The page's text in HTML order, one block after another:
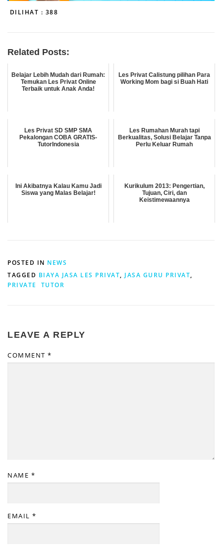
DILIHAT : 388
Related Posts:
Belajar Lebih Mudah dari Rumah:
Temukan Les Privat Online
Terbaik untuk Anak Anda!
Les Privat Calistung pilihan Para
Working Mom bagi si Buah Hati
Les Privat SD SMP SMA
Pekalongan COBA GRATIS-
TutorIndonesia
Les Rumahan Murah tapi
Berkualitas, Solusi Belajar Tanpa
Perlu Keluar Rumah
Ini Akibatnya Kalau Kamu Jadi
Siswa yang Malas Belajar!
Kurikulum 2013: Pengertian,
Tujuan, Ciri, dan
Keistimewaannya
POSTED IN NEWS
TAGGED BIAYA JASA LES PRIVAT, JASA GURU PRIVAT,
PRIVATE TUTOR
LEAVE A REPLY
COMMENT *
NAME *
EMAIL *